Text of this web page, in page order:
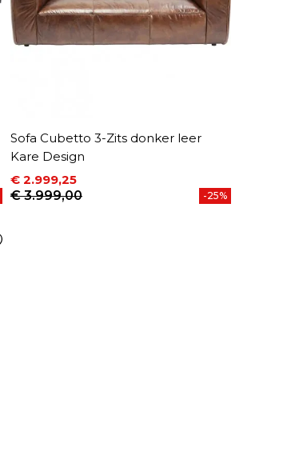
Sofa Cubetto 3-Zits donker leer
Kare Design
Prijs
€ 2.999,25
Normale prijs
€ 3.999,00 -25%